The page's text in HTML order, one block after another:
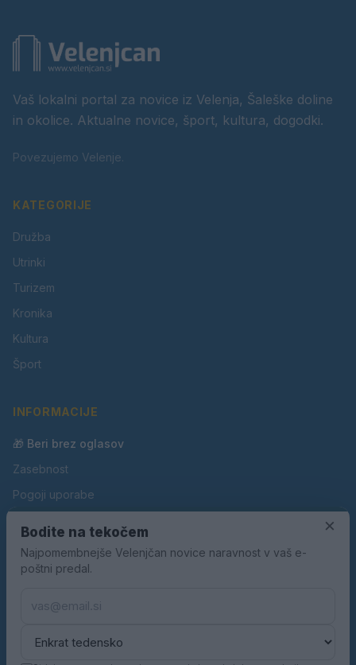
Vaš lokalni portal za novice iz Velenja, Šaleške doline
in okolice. Aktualne novice, šport, kultura, dogodki.
Povezujemo Velenje.
KATEGORIJE
Družba
Utrinki
Turizem
Kronika
Kultura
Šport
INFORMACIJE
🎁 Beri brez oglasov
Zasebnost
Pogoji uporabe
Oglaševanje
Kontakt
×
Bodite na tekočem
Najpomembnejše Velenjčan novice naravnost v vaš e-
poštni predal.